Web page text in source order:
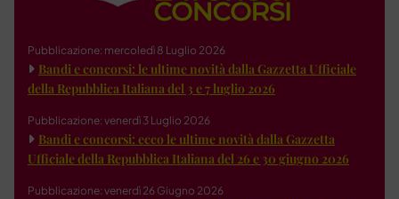
Pubblicazione: mercoledì 8 Luglio 2026
Bandi e concorsi: le ultime novità dalla Gazzetta Ufficiale
della Repubblica Italiana del 3 e 7 luglio 2026
Pubblicazione: venerdì 3 Luglio 2026
Bandi e concorsi: ecco le ultime novità dalla Gazzetta
Ufficiale della Repubblica Italiana del 26 e 30 giugno 2026
Pubblicazione: venerdì 26 Giugno 2026